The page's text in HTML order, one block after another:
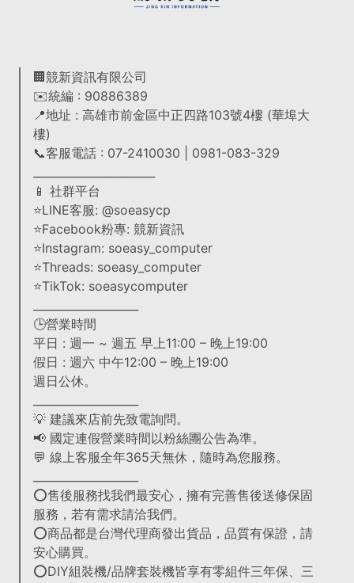
🏢競新資訊有限公司
✉️統編 : 90886389
📍地址 : 高雄市前金區中正四路103號4樓 (華埠大
樓)
📞客服電話 : 07-2410030 | 0981-083-329
📱 社群平台
⭐LINE客服: @soeasycp
⭐Facebook粉專: 競新資訊
⭐Instagram: soeasy_computer
⭐Threads: soeasy_computer
⭐TikTok: soeasycomputer
🕒營業時間
平日 : 週一 ~ 週五 早上11:00 – 晚上19:00
假日 : 週六 中午12:00 – 晚上19:00
週日公休。
💡 建議來店前先致電詢問。
📢 國定連假營業時間以粉絲團公告為準。
💬 線上客服全年365天無休，隨時為您服務。
⭕售後服務找我們最安心，擁有完善售後送修保固
服務，若有需求請洽我們。
⭕商品都是台灣代理商發出貨品，品質有保證，請
安心購買。
⭕DIY組裝機/品牌套裝機皆享有零組件三年保、三